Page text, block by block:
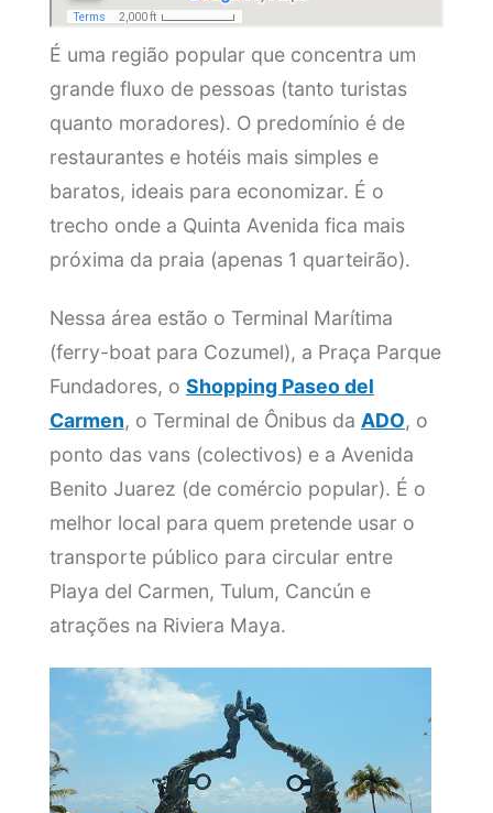
É uma região popular que concentra um
grande fluxo de pessoas (tanto turistas
quanto moradores). O predomínio é de
restaurantes e hotéis mais simples e
baratos, ideais para economizar. É o
trecho onde a Quinta Avenida fica mais
próxima da praia (apenas 1 quarteirão).
Nessa área estão o Terminal Marítima
(ferry-boat para Cozumel), a Praça Parque
Fundadores, o Shopping Paseo del
Carmen, o Terminal de Ônibus da ADO, o
ponto das vans (colectivos) e a Avenida
Benito Juarez (de comércio popular). É o
melhor local para quem pretende usar o
transporte público para circular entre
Playa del Carmen, Tulum, Cancún e
atrações na Riviera Maya.